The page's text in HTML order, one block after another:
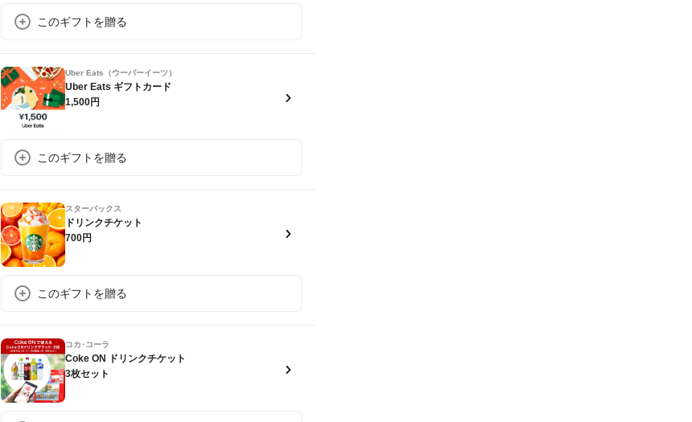
このギフトを贈る
Uber Eats（ウーバーイーツ）
Uber Eats ギフトカード
1,500円
このギフトを贈る
スターバックス
ドリンクチケット
700円
このギフトを贈る
コカ･コーラ
Coke ON ドリンクチケット
3枚セット